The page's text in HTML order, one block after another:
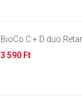
BioCo C + D duo
3 590 Ft